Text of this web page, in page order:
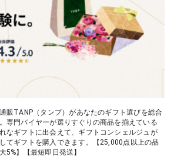
販TANP（タンプ）があなたのギフト選びを総合
専門バイヤーが選りすぐりの商品を揃えている
なギフトに出会えて、ギフトコンシェルジュが
てギフトを購入できます。【25,000点以上の品
5%】【最短即日発送】